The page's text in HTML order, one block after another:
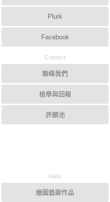
Plurk
Facebook
Contact
聯絡我們
檢舉與回報
許願池
Help
繪圖藝廊作品